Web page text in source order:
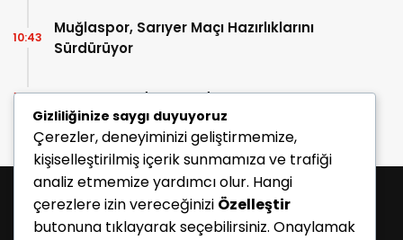
Muğlaspor, Sarıyer Maçı Hazırlıklarını
Sürdürüyor
10:43
Enes Koç Bodrum FK’da
10:41
Gizliliğinize saygı duyuyoruz
Çerezler, deneyiminizi geliştirmemize,
kişiselleştirilmiş içerik sunmamıza ve trafiği
analiz etmemize yardımcı olur. Hangi
çerezlere izin vereceğinizi Özelleştir
butonuna tıklayarak seçebilirsiniz. Onaylamak